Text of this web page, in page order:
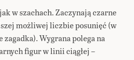
w szachach. Zaczynają czarne
możliwej liczbie posunięć (w
Wygrana polega na
figur w linii ciągłej –